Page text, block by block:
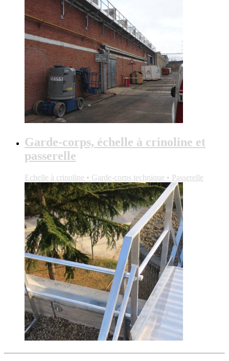
Garde-corps, échelle à crinoline et
passerelle
Echelle à crinoline • Garde-corps technique • Passerelle